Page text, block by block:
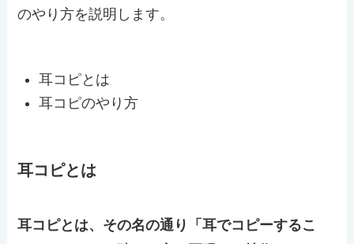
のやり方を説明します。
耳コピとは
耳コピのやり方
耳コピとは
耳コピとは、その名の通り「耳でコピーするこ